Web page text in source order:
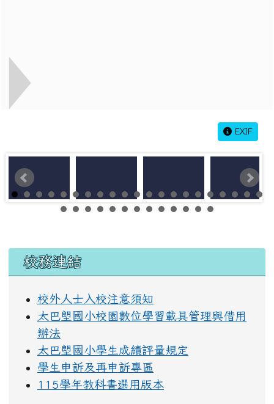
EXIF
左邊區域內容
校務連結
校外人士入校注意須知
太巴塱國小校園數位學習載具管理與借用
辦法
太巴塱國小學生成績評量規定
學生申訴及再申訴專區
115學年教科書選用版本